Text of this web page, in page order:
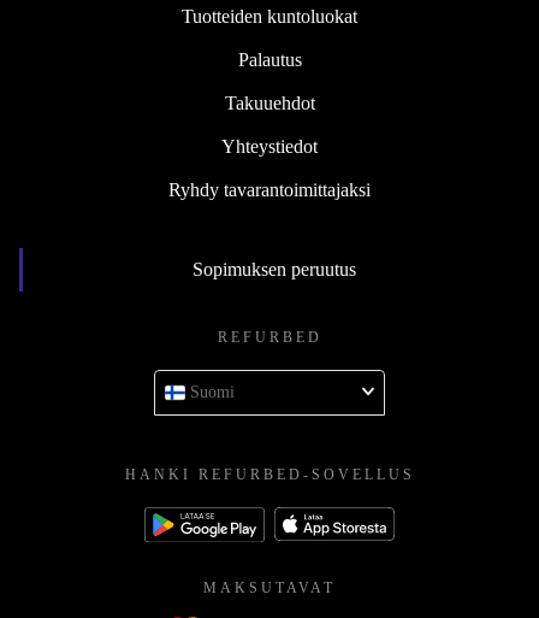
Tuotteiden kuntoluokat
Palautus
Takuuehdot
Yhteystiedot
Ryhdy tavarantoimittajaksi
Sopimuksen peruutus
REFURBED
Suomi
HANKI REFURBED-SOVELLUS
MAKSUTAVAT